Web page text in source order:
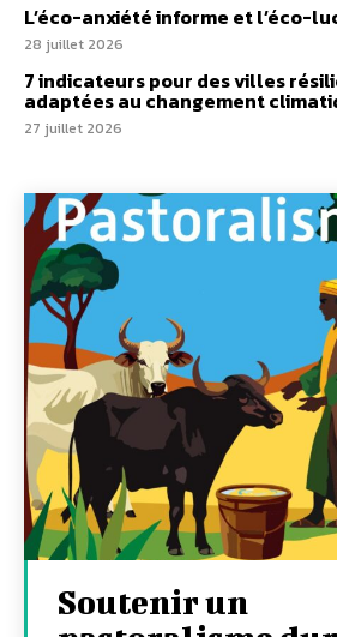
L’éco-anxiété informe et l’éco-
28 juillet 2026
7 indicateurs pour des villes
adaptées au changement
27 juillet 2026
Soutenir un